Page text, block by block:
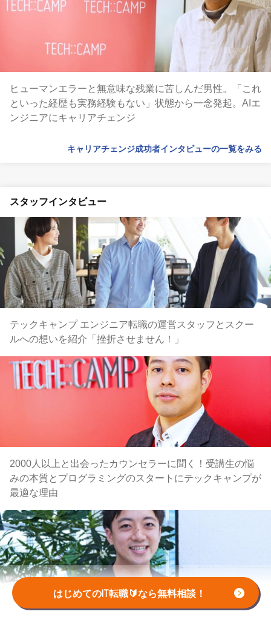
はじめてのIT転職🔰なら無料相談！
ヒューマンエラーと無意味な残業に苦しんだ男性。「これ
といった経歴も実務経験もない」状態から一念発起。AIエ
ンジニアにキャリアチェンジ
キャリアチェンジ成功者インタビューの一覧をみる
スタッフインタビュー
テックキャンプ エンジニア転職の運営スタッフとスクー
ルへの想いを紹介「挫折させません！」
2000人以上と出会ったカウンセラーに聞く！受講生の悩
みの本質とプログラミングのスタートにテックキャンプが
最適な理由